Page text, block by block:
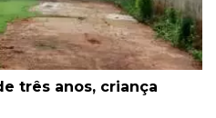
três anos, criança